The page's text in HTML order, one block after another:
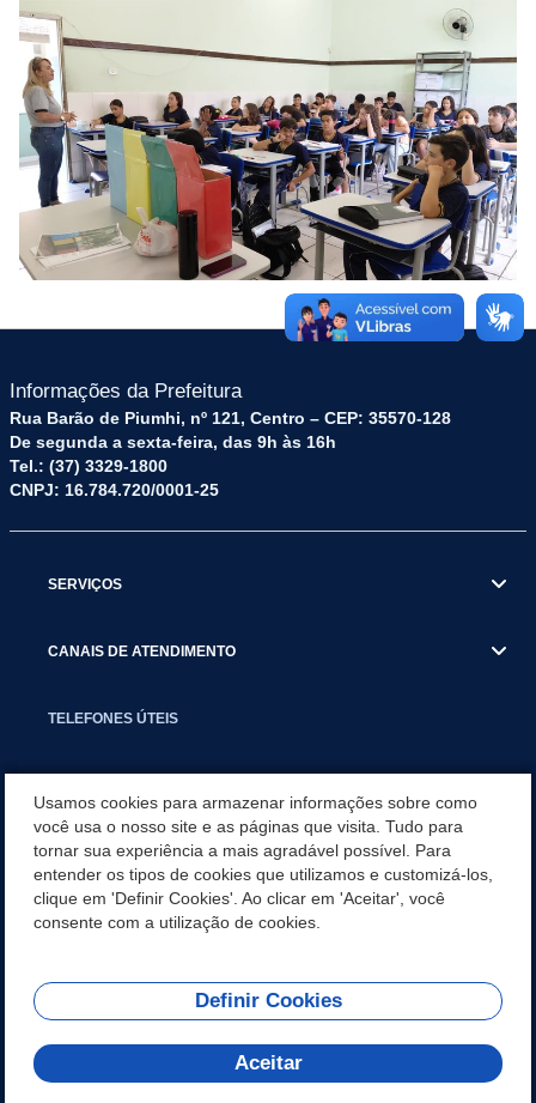
Informações da Prefeitura
Rua Barão de Piumhi, nº 121, Centro – CEP: 35570-128
De segunda a sexta-feira, das 9h às 16h
Tel.: (37) 3329-1800
CNPJ: 16.784.720/0001-25
SERVIÇOS
CANAIS DE ATENDIMENTO
TELEFONES ÚTEIS
NOTÍCIAS
APLICATIVO
REDES SOCIAIS
Usamos cookies para armazenar informações sobre como
você usa o nosso site e as páginas que visita. Tudo para
tornar sua experiência a mais agradável possível. Para
entender os tipos de cookies que utilizamos e customizá-los,
clique em 'Definir Cookies'. Ao clicar em 'Aceitar', você
consente com a utilização de cookies.
Definir Cookies
Aceitar